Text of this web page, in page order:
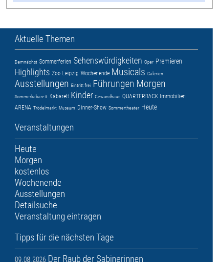
Aktuelle Themen
Demnächst Sommerferien Sehenswürdigkeiten Oper Premieren
Highlights Zoo Leipzig Wochenende Musicals Galerien
Ausstellungen Eintritt frei Führungen Morgen
Sommerkabarett Kabarett Kinder Gewandhaus QUARTERBACK Immobilien
ARENA Trödelmarkt Museum Dinner-Show Sommertheater Heute
Veranstaltungen
Heute
Morgen
kostenlos
Wochenende
Ausstellungen
Detailsuche
Veranstaltung eintragen
Tipps für die nächsten Tage
09.08.2026 Der Raub der Sabinerinnen